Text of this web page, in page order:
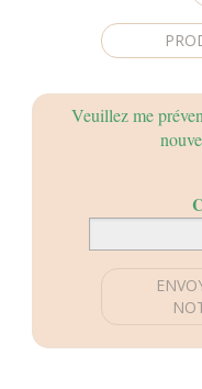
CetteVeuillez me